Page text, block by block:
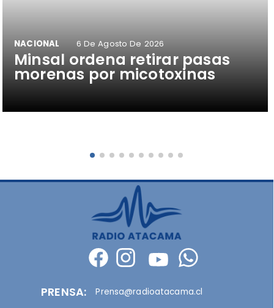
Minsal ordena retirar pasas
morenas por micotoxinas
NACIONAL 6 De Agosto De 2026
PRENSA: Prensa@radioatacama.cl